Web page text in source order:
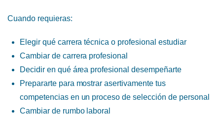
Cuando requieras:
Elegir qué carrera técnica o profesional estudiar
Cambiar de carrera profesional
Decidir en qué área profesional desempeñarte
Prepararte para mostrar asertivamente tus
competencias en un proceso de selección de personal
Cambiar de rumbo laboral